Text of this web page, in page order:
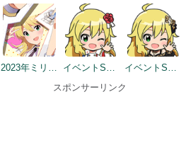
2023年ミリシタ4周年イメージ イベントSD #8 イベントSD #10
スポンサーリンク